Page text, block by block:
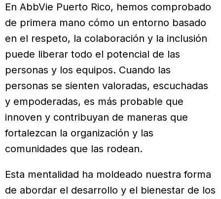
En AbbVie Puerto Rico, hemos comprobado
de primera mano cómo un entorno basado
en el respeto, la colaboración y la inclusión
puede liberar todo el potencial de las
personas y los equipos. Cuando las
personas se sienten valoradas, escuchadas
y empoderadas, es más probable que
innoven y contribuyan de maneras que
fortalezcan la organización y las
comunidades que las rodean.
Esta mentalidad ha moldeado nuestra forma
de abordar el desarrollo y el bienestar de los